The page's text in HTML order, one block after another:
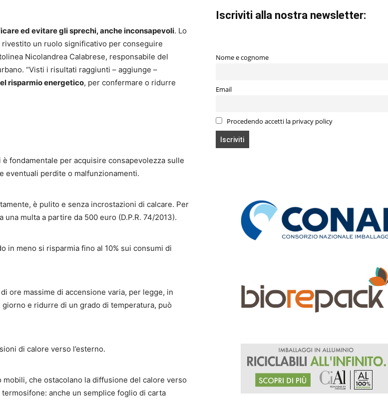
ed evitare gli sprechi, anche inconsapevoli. Lo
un ruolo significativo per conseguire
Nicolandrea Calabrese, responsabile del
“Visti i risultati raggiunti – aggiunge –
risparmio energetico, per confermare o ridurre
fondamentale per acquisire consapevolezza sulle
eventuali perdite o malfunzionamenti.
è pulito e senza incrostazioni di calcare. Per
multa a partire da 500 euro (D.P.R. 74/2013).
in meno si risparmia fino al 10% sui consumi di
ore massime di accensione varia, per legge, in
giorno e ridurre di un grado di temperatura, può
di calore verso l’esterno.
che ostacolano la diffusione del calore verso
anche un semplice foglio di carta
Iscriviti alla nostra newsletter:
Nome e cognome
Email
Procedendo accetti la privacy policy